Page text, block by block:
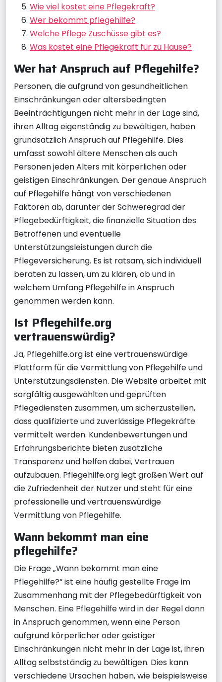
Wie viel kostet eine Pflegekraft?
Wer bekommt pflegehilfe?
Welche Pflege Zuschüsse gibt es?
Was kostet eine Pflegekraft für zu Hause?
Wer hat Anspruch auf Pflegehilfe?
Personen, die aufgrund von gesundheitlichen
Einschränkungen oder altersbedingten
Beeinträchtigungen nicht mehr in der Lage sind,
ihren Alltag eigenständig zu bewältigen, haben
grundsätzlich Anspruch auf Pflegehilfe. Dies
umfasst sowohl ältere Menschen als auch
Personen jeden Alters mit körperlichen oder
geistigen Einschränkungen. Der genaue Anspruch
auf Pflegehilfe hängt von verschiedenen
Faktoren ab, darunter der Schweregrad der
Pflegebedürftigkeit, die finanzielle Situation des
Betroffenen und eventuelle
Unterstützungsleistungen durch die
Pflegeversicherung. Es ist ratsam, sich individuell
beraten zu lassen, um zu klären, ob und in
welchem Umfang Pflegehilfe in Anspruch
genommen werden kann.
Ist Pflegehilfe.org
vertrauenswürdig?
Ja, Pflegehilfe.org ist eine vertrauenswürdige
Plattform für die Vermittlung von Pflegehilfe und
Unterstützungsdiensten. Die Website arbeitet mit
sorgfältig ausgewählten und geprüften
Pflegediensten zusammen, um sicherzustellen,
dass qualifizierte und zuverlässige Pflegekräfte
vermittelt werden. Kundenbewertungen und
Erfahrungsberichte bieten zusätzliche
Transparenz und helfen dabei, Vertrauen
aufzubauen. Pflegehilfe.org legt großen Wert auf
die Zufriedenheit der Nutzer und steht für eine
professionelle und vertrauenswürdige
Vermittlung von Pflegehilfe.
Wann bekommt man eine
pflegehilfe?
Die Frage „Wann bekommt man eine
Pflegehilfe?“ ist eine häufig gestellte Frage im
Zusammenhang mit der Pflegebedürftigkeit von
Menschen. Eine Pflegehilfe wird in der Regel dann
in Anspruch genommen, wenn eine Person
aufgrund körperlicher oder geistiger
Einschränkungen nicht mehr in der Lage ist, ihren
Alltag selbstständig zu bewältigen. Dies kann
verschiedene Ursachen haben, wie beispielsweise